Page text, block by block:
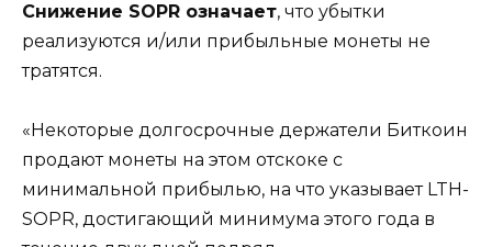
Снижение SOPR означает, что убытки
реализуются и/или прибыльные монеты не
тратятся.
«Некоторые долгосрочные держатели Биткоин
продают монеты на этом отскоке с
минимальной прибылью, на что указывает LTH-
SOPR, достигающий минимума этого года в